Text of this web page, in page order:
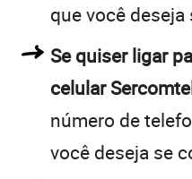
que você
Se quiser ligar
celular
número de
você deseja se